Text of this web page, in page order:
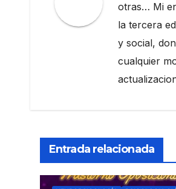
otras… Mi
la tercera
y social,
cualquier
Entrada relacionada